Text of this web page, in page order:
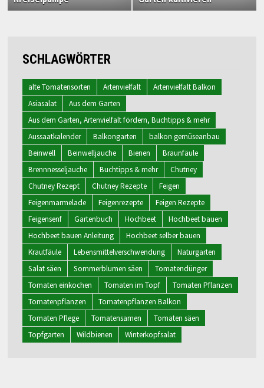
SCHLAGWÖRTER
alte Tomatensorten Artenvielfalt
Artenvielfalt Balkon
Asiasalat
Aus dem Garten
Aus dem Garten, Artenvielfalt fördern, Buchtipps & mehr
Aussaatkalender
Balkongarten
balkon gemüseanbau
Beinwell
Beinwelljauche Bienen
Braunfäule
Brennnesseljauche
Buchtipps & mehr
Chutney
Chutney Rezept
Chutney Rezepte
Feigen
Feigenmarmelade
Feigenrezepte
Feigen Rezepte
Feigensenf
Gartenbuch Hochbeet
Hochbeet bauen
Hochbeet bauen Anleitung
Hochbeet selber bauen
Krautfäule
Lebensmittelverschwendung
Naturgarten
Salat säen
Sommerblumen säen
Tomatendünger
Tomaten einkochen
Tomaten im Topf
Tomaten Pflanzen
Tomatenpflanzen
Tomatenpflanzen Balkon
Tomaten Pflege
Tomatensamen
Tomaten säen
Topfgarten
Wildbienen Winterkopfsalat